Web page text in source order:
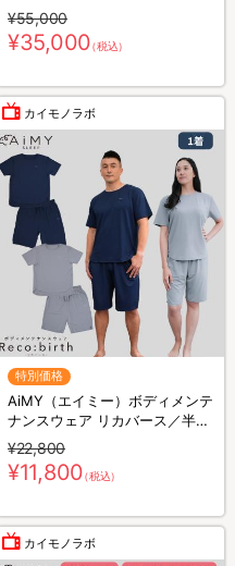
¥55,000
¥35,000（税込）
カイモノラボ
特別価格
AiMY（エイミー）ボディメンテ
ナンスウェア リカバース／半袖
半ズボン／上下セット／リカバ
リーウェア
¥22,800
¥11,800（税込）
カイモノラボ